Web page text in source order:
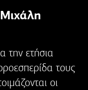
την ετήσια
τους
οι